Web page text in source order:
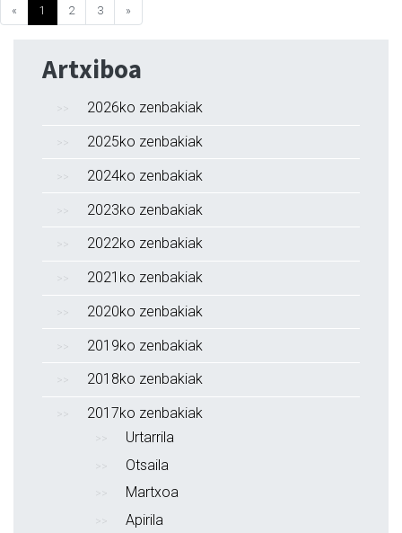
« 1 2 3 »
Artxiboa
2026ko zenbakiak
2025ko zenbakiak
2024ko zenbakiak
2023ko zenbakiak
2022ko zenbakiak
2021ko zenbakiak
2020ko zenbakiak
2019ko zenbakiak
2018ko zenbakiak
2017ko zenbakiak
Urtarrila
Otsaila
Martxoa
Apirila